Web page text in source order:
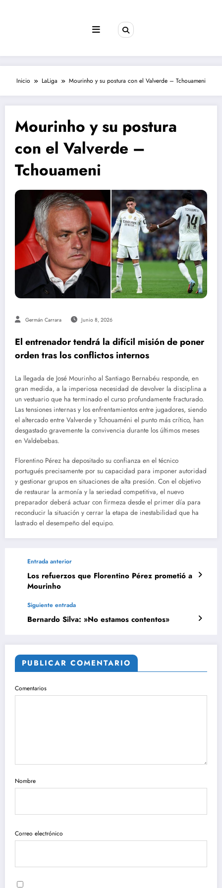
Inicio LaLiga Mourinho y su postura con el Valverde – Tchouameni
Mourinho y su postura
con el Valverde –
Tchouameni
Germán Carrara Junio 8, 2026
El entrenador tendrá la difícil misión de poner
orden tras los conflictos internos
La llegada de José Mourinho al Santiago Bernabéu responde, en
gran medida, a la imperiosa necesidad de devolver la disciplina a
un vestuario que ha terminado el curso profundamente fracturado.
Las tensiones internas y los enfrentamientos entre jugadores, siendo
el altercado entre Valverde y Tchouaméni el punto más crítico, han
desgastado gravemente la convivencia durante los últimos meses
en Valdebebas.
Florentino Pérez ha depositado su confianza en el técnico
portugués precisamente por su capacidad para imponer autoridad
y gestionar grupos en situaciones de alta presión. Con el objetivo
de restaurar la armonía y la seriedad competitiva, el nuevo
preparador deberá actuar con firmeza desde el primer día para
reconducir la situación y cerrar la etapa de inestabilidad que ha
lastrado el desempeño del equipo.
Entrada anterior
Los refuerzos que Florentino Pérez prometió a
Mourinho
Siguiente entrada
Bernardo Silva: »No estamos contentos»
PUBLICAR COMENTARIO
Comentarios
Nombre
Correo electrónico